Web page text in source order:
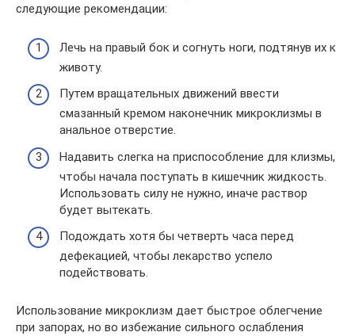
следующие рекомендации:
Лечь на правый бок и согнуть ноги, подтянув их к
животу.
Путем вращательных движений ввести
смазанный кремом наконечник микроклизмы в
анальное отверстие.
Надавить слегка на приспособление для клизмы,
чтобы начала поступать в кишечник жидкость.
Использовать силу не нужно, иначе раствор
будет вытекать.
Подождать хотя бы четверть часа перед
дефекацией, чтобы лекарство успело
подействовать.
Использование микроклизм дает быстрое облегчение
при запорах, но во избежание сильного ослабления